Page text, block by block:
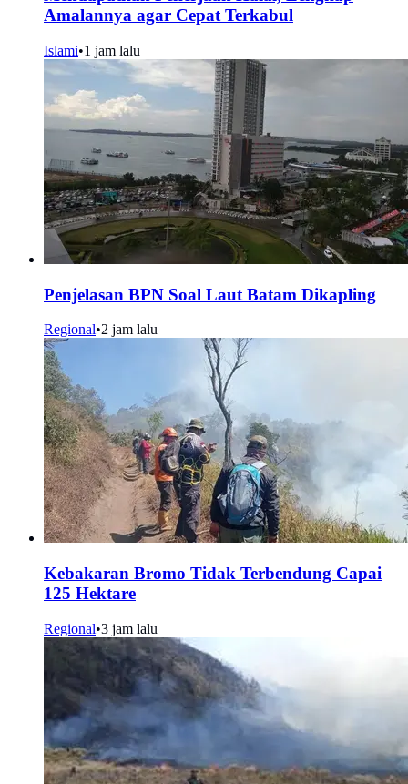
Amalannya agar Cepat Terkabul
Islami•1 jam lalu
Penjelasan BPN Soal Laut Batam Dikapling
Regional•2 jam lalu
Kebakaran Bromo Tidak Terbendung Capai
125 Hektare
Regional•3 jam lalu